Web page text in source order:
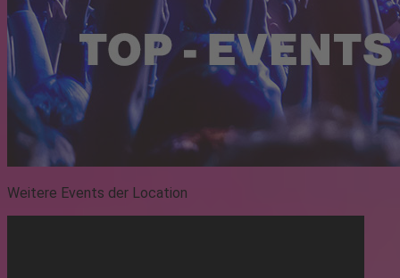
Weitere Events der Location